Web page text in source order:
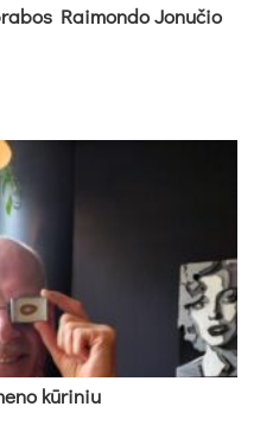
Rai­mon­do Jo­nu­čio
kū­ri­niu